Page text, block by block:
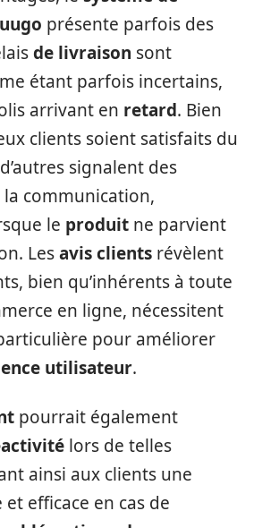
présente parfois des
de livraison sont
étant parfois incertains,
arrivant en retard. Bien
clients soient satisfaits du
signalent des
la communication,
le produit ne parvient
Lesavis clients révèlent
bien qu’inhérents à toute
en ligne, nécessitent
pour améliorer
utilisateur.
pourrait également
lors de telles
ainsi aux clients une
efficace en cas de